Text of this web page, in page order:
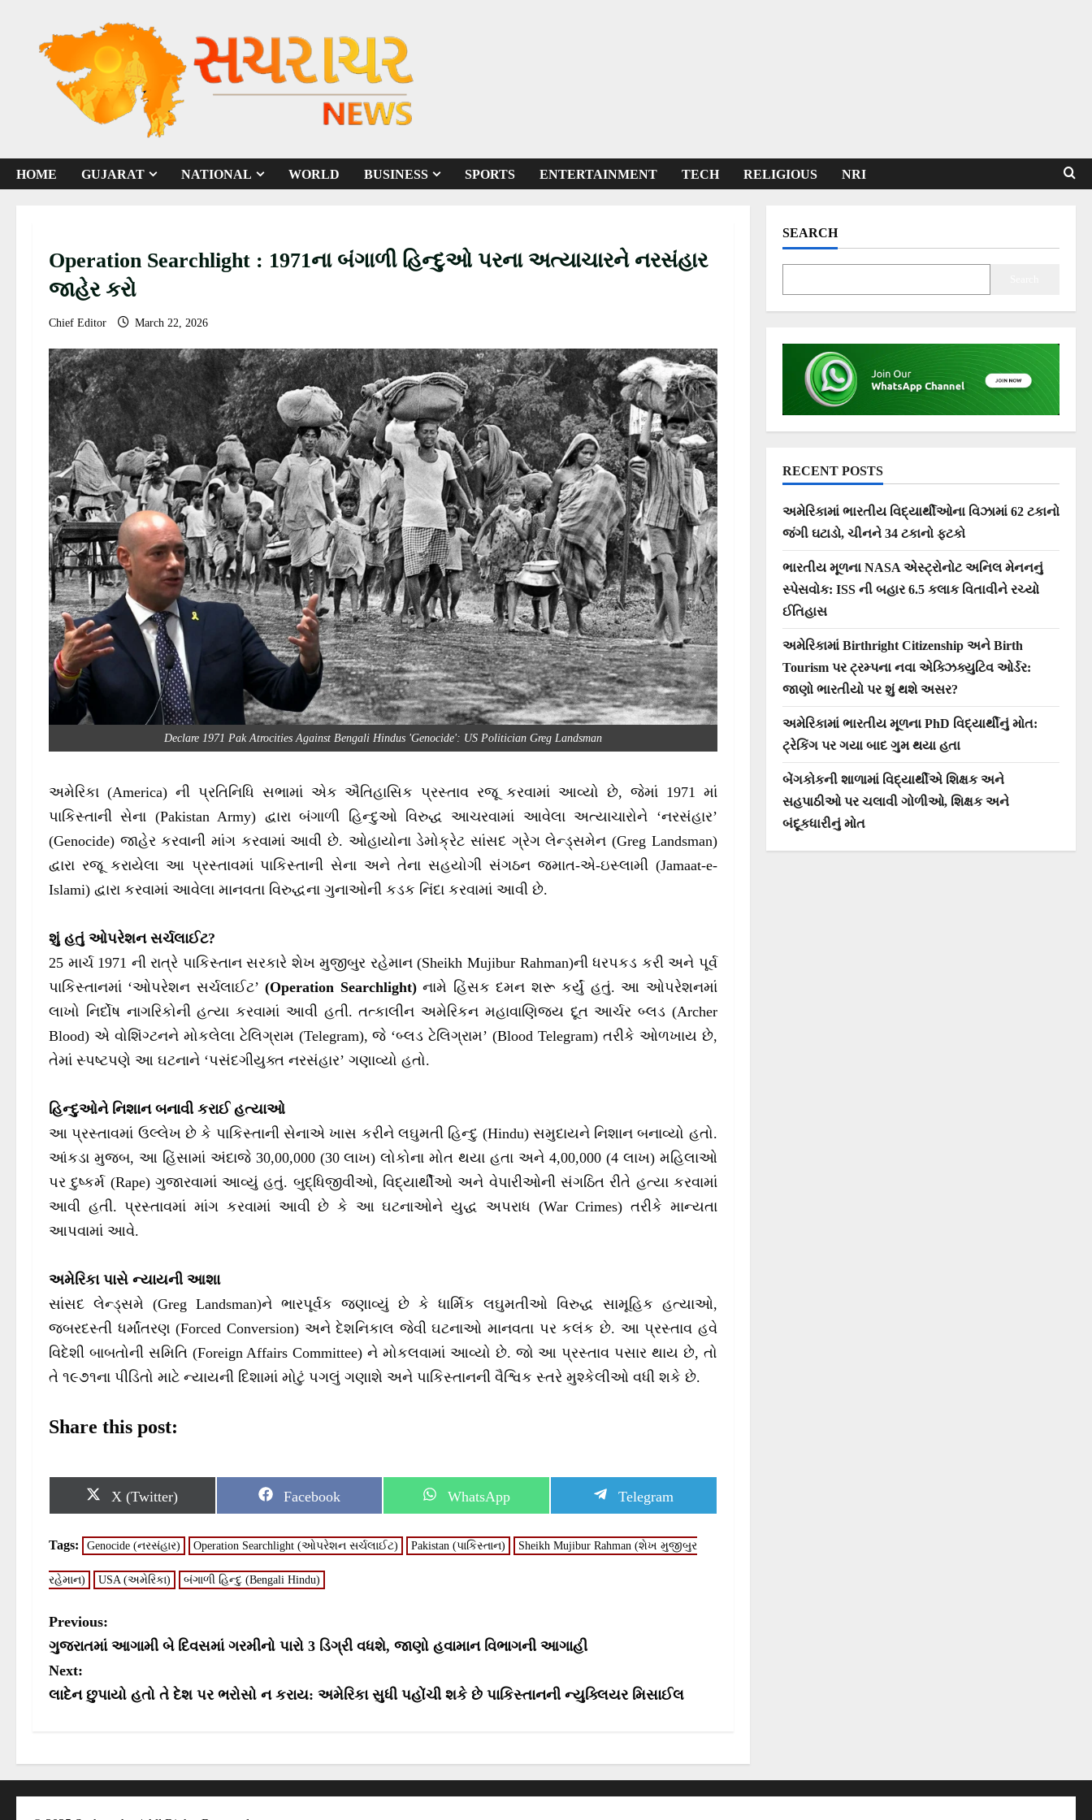
HOME GUJARAT NATIONAL WORLD BUSINESS SPORTS ENTERTAINMENT TECH RELIGIOUS NRI
Operation Searchlight : 1971ના બંગાળી હિન્દુઓ પરના અત્યાચારને નરસંહાર
જાહેર કરો
Chief Editor March 22, 2026
Declare 1971 Pak Atrocities Against Bengali Hindus 'Genocide': US Politician Greg Landsman
અમેરિકા (America) ની પ્રતિનિધિ સભામાં એક ઐતિહાસિક પ્રસ્તાવ રજૂ કરવામાં આવ્યો છે, જેમાં 1971 માં
પાકિસ્તાની સેના (Pakistan Army) દ્વારા બંગાળી હિન્દુઓ વિરુદ્ધ આચરવામાં આવેલા અત્યાચારોને ‘નરસંહાર’
(Genocide) જાહેર કરવાની માંગ કરવામાં આવી છે. ઓહાયોના ડેમોક્રેટ સાંસદ ગ્રેગ લેન્ડ્સમેન (Greg Landsman)
દ્વારા રજૂ કરાયેલા આ પ્રસ્તાવમાં પાકિસ્તાની સેના અને તેના સહયોગી સંગઠન જમાત-એ-ઇસ્લામી (Jamaat-e-
Islami) દ્વારા કરવામાં આવેલા માનવતા વિરુદ્ધના ગુનાઓની કડક નિંદા કરવામાં આવી છે.
શું હતું ઓપરેશન સર્ચલાઈટ?
25 માર્ચ 1971 ની રાત્રે પાકિસ્તાન સરકારે શેખ મુજીબુર રહેમાન (Sheikh Mujibur Rahman)ની ધરપકડ કરી અને પૂર્વ
પાકિસ્તાનમાં ‘ઓપરેશન સર્ચલાઈટ’(Operation Searchlight)નામે હિંસક દમન શરૂ કર્યું હતું. આ ઓપરેશનમાં
લાખો નિર્દોષ નાગરિકોની હત્યા કરવામાં આવી હતી. તત્કાલીન અમેરિકન મહાવાણિજ્ય દૂત આર્ચર બ્લડ (Archer
Blood) એ વોશિંગ્ટનને મોકલેલા ટેલિગ્રામ (Telegram), જે ‘બ્લડ ટેલિગ્રામ’ (Blood Telegram) તરીકે ઓળખાય છે,
તેમાં સ્પષ્ટપણે આ ઘટનાને ‘પસંદગીયુક્ત નરસંહાર’ ગણાવ્યો હતો.
હિન્દુઓને નિશાન બનાવી કરાઈ હત્યાઓ
આ પ્રસ્તાવમાં ઉલ્લેખ છે કે પાકિસ્તાની સેનાએ ખાસ કરીને લઘુમતી હિન્દુ (Hindu) સમુદાયને નિશાન બનાવ્યો હતો.
આંકડા મુજબ, આ હિંસામાં અંદાજે 30,00,000 (30 લાખ) લોકોના મોત થયા હતા અને 4,00,000 (4 લાખ) મહિલાઓ
પર દુષ્કર્મ (Rape) ગુજારવામાં આવ્યું હતું. બુદ્ધિજીવીઓ, વિદ્યાર્થીઓ અને વેપારીઓની સંગઠિત રીતે હત્યા કરવામાં
આવી હતી. પ્રસ્તાવમાં માંગ કરવામાં આવી છે કે આ ઘટનાઓને યુદ્ધ અપરાધ (War Crimes) તરીકે માન્યતા
આપવામાં આવે.
અમેરિકા પાસે ન્યાયની આશા
સાંસદ લેન્ડ્સમે (Greg Landsman)ને ભારપૂર્વક જણાવ્યું છે કે ધાર્મિક લઘુમતીઓ વિરુદ્ધ સામૂહિક હત્યાઓ,
જબરદસ્તી ધર્માંતરણ (Forced Conversion) અને દેશનિકાલ જેવી ઘટનાઓ માનવતા પર કલંક છે. આ પ્રસ્તાવ હવે
વિદેશી બાબતોની સમિતિ (Foreign Affairs Committee) ને મોકલવામાં આવ્યો છે. જો આ પ્રસ્તાવ પસાર થાય છે, તો
તે ૧૯૭૧ના પીડિતો માટે ન્યાયની દિશામાં મોટું પગલું ગણાશે અને પાકિસ્તાનની વૈશ્વિક સ્તરે મુશ્કેલીઓ વધી શકે છે.
Share this post:
S
r
e
n
X (Twitter)
S
r
e
n
Facebook
S
r
e
WhatsApp
S
r
e
Telegram
Tags: Genocide (નરસંહાર) Operation Searchlight (ઓપરેશન સર્ચલાઈટ) Pakistan (પાકિસ્તાન) Sheikh Mujibur Rahman (શેખ મુજીબુર
રહેમાન) USA (અમેરિકા) બંગાળી હિન્દુ (Bengali Hindu)
P
o
s
t
v
Previous:
ગુજરાતમાં આગામી બે દિવસમાં ગરમીનો પારો 3 ડિગ્રી વધશે, જાણો હવામાન વિભાગની આગાહી
Next:
લાદેન છુપાયો હતો તે દેશ પર ભરોસો ન કરાય: અમેરિકા સુધી પહોંચી શકે છે પાકિસ્તાનની ન્યુક્લિયર મિસાઈલ
SEARCH
RECENT POSTS
અમેરિકામાં ભારતીય વિદ્યાર્થીઓના વિઝામાં 62 ટકાનો
જંગી ઘટાડો, ચીનને 34 ટકાનો ફટકો
ભારતીય મૂળના NASA એસ્ટ્રોનોટ અનિલ મેનનનું
સ્પેસવોક: ISS ની બહાર 6.5 કલાક વિતાવીને રચ્યો
ઈતિહાસ
અમેરિકામાં Birthright Citizenship અને Birth
Tourism પર ટ્રમ્પના નવા એક્ઝિક્યુટિવ ઓર્ડર:
જાણો ભારતીયો પર શું થશે અસર?
અમેરિકામાં ભારતીય મૂળના PhD વિદ્યાર્થીનું મોત:
ટ્રેકિંગ પર ગયા બાદ ગુમ થયા હતા
બેંગકોકની શાળામાં વિદ્યાર્થીએ શિક્ષક અને
સહપાઠીઓ પર ચલાવી ગોળીઓ, શિક્ષક અને
બંદૂકધારીનું મોત